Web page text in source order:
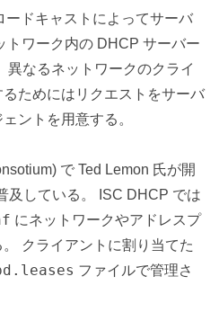
ードキャストによってサーバ
トワーク内の DHCP サーバー
異なるネットワークのクライ
ためにはリクエストをサーバ
ントを用意する。
で Ted Lemon 氏が開
及している。 ISC DHCP では
にネットワークやアドレスプ
クライアントに割り当てた
ファイルで管理さ